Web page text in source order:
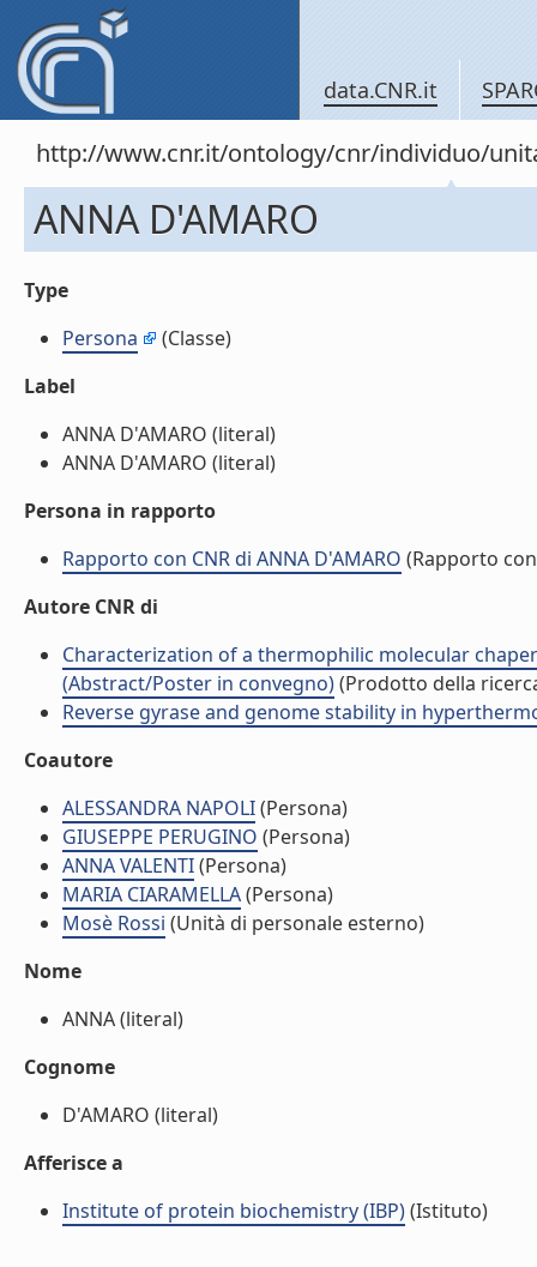
data.CNR.it
http://www.cnr.it/ontology/cnr/individuo/
ANNA D'AMARO
Type
Persona
(Classe)
Label
ANNA D'AMARO (literal)
ANNA D'AMARO (literal)
Persona in rapporto
Rapporto con CNR di ANNA D'AMARO (Rapporto con
Autore CNR di
Characterization of a thermophilic molecular
(Abstract/Poster in convegno)(Prodotto della
Reverse gyrase and genome stability in
Coautore
ALESSANDRA NAPOLI(Persona)
GIUSEPPE PERUGINO (Persona)
ANNA VALENTI(Persona)
MARIA CIARAMELLA(Persona)
Mosè Rossi (Unità di personale esterno)
Nome
ANNA (literal)
Cognome
D'AMARO (literal)
Afferisce a
Institute of protein biochemistry (IBP)(Istituto)